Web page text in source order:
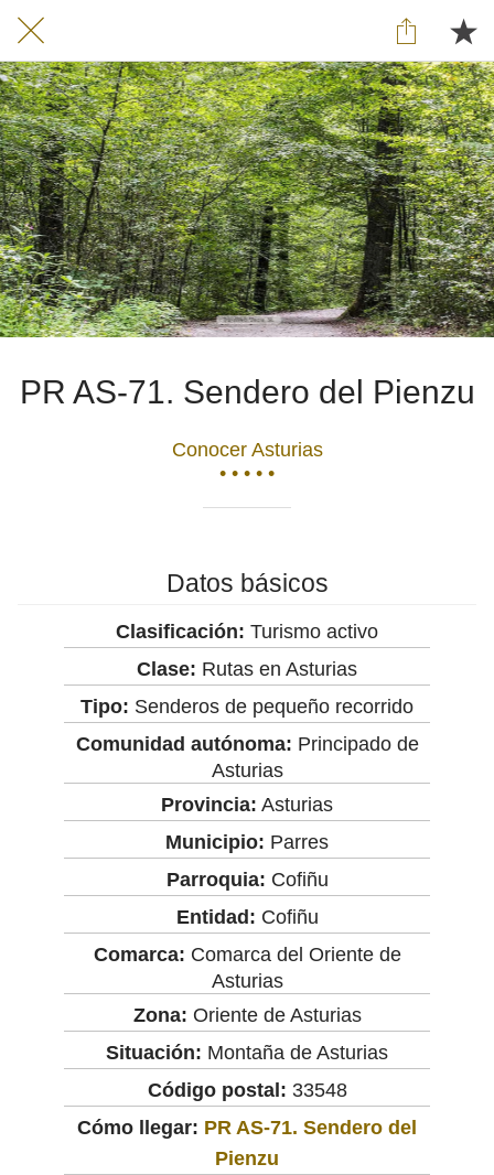
PR AS-71. Sendero del Pienzu
Conocer Asturias
• • • • •
Datos básicos
Clasificación: Turismo activo
Clase: Rutas en Asturias
Tipo: Senderos de pequeño recorrido
Comunidad autónoma: Principado de
Asturias
Provincia: Asturias
Municipio: Parres
Parroquia: Cofiñu
Entidad: Cofiñu
Comarca: Comarca del Oriente de
Asturias
Zona: Oriente de Asturias
Situación: Montaña de Asturias
Código postal: 33548
Cómo llegar: PR AS-71. Sendero del
Pienzu